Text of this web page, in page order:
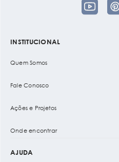
INSTITUCIONAL
Quem Somos
Fale Conosco
Ações e Projetos
Onde encontrar
AJUDA